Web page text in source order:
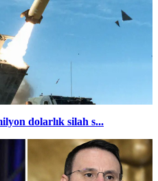
dolarlık silah s...